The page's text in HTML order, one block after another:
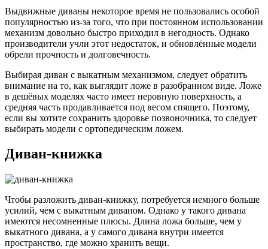
Выдвижные диваны некоторое время не пользовались особой
популярностью из-за того, что при постоянном использовании
механизм довольно быстро приходил в негодность. Однако
производители учли этот недостаток, и обновлённые модели
обрели прочность и долговечность.
Выбирая диван с выкатным механизмом, следует обратить
внимание на то, как выглядит ложе в разобранном виде. Ложе
в дешёвых моделях часто имеет неровную поверхность, а
средняя часть продавливается под весом спящего. Поэтому,
если вы хотите сохранить здоровье позвоночника, то следует
выбирать модели с ортопедическим ложем.
Диван-книжка
Чтобы разложить диван-книжку, потребуется немного больше
усилий, чем с выкатным диваном. Однако у такого дивана
имеются несомненные плюсы. Длина ложа больше, чем у
выкатного дивана, а у самого дивана внутри имеется
пространство, где можно хранить вещи.